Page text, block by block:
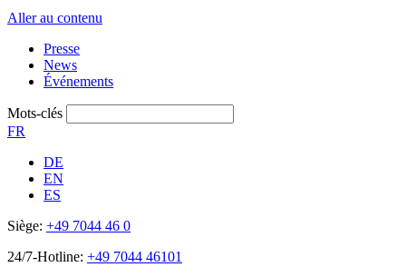
Aller au contenu
Presse
News
Événements
Mots-clés
FR
DE
EN
ES
Siège: +49 7044 46 0
24/7-Hotline: +49 7044 46101